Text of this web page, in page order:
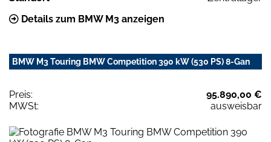
Details zum BMW M3 anzeigen
BMW M3 Touring BMW Competition 390 kW (530 PS) 8-Gan
Preis:
95.890,00 €
MWSt:
ausweisbar